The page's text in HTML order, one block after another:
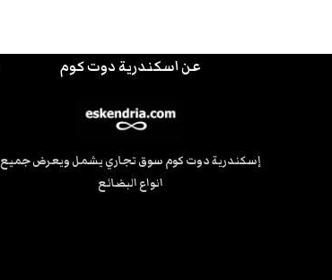
عن اسكندرية دوت كوم
إسكندرية دوت كوم سوق تجاري يشمل ويعرض جميع
انواع البضائع